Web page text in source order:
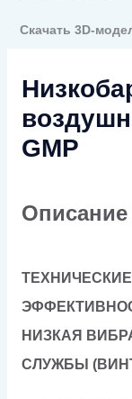
Скачать 3D-
GMP
НИЗКАЯ
СЛУЖБЫ